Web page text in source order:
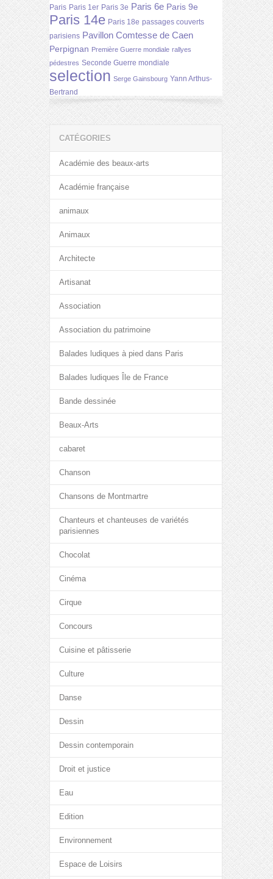
Paris Paris 1er Paris 3e Paris 6e Paris 9e
Paris 14e Paris 18e passages couverts
parisiens Pavillon Comtesse de Caen
Perpignan Première Guerre mondiale rallyes
pédestres Seconde Guerre mondiale
selection Serge Gainsbourg Yann Arthus-
Bertrand
CATÉGORIES
Académie des beaux-arts
Académie française
animaux
Animaux
Architecte
Artisanat
Association
Association du patrimoine
Balades ludiques à pied dans Paris
Balades ludiques Île de France
Bande dessinée
Beaux-Arts
cabaret
Chanson
Chansons de Montmartre
Chanteurs et chanteuses de variétés
parisiennes
Chocolat
Cinéma
Cirque
Concours
Cuisine et pâtisserie
Culture
Danse
Dessin
Dessin contemporain
Droit et justice
Eau
Edition
Environnement
Espace de Loisirs